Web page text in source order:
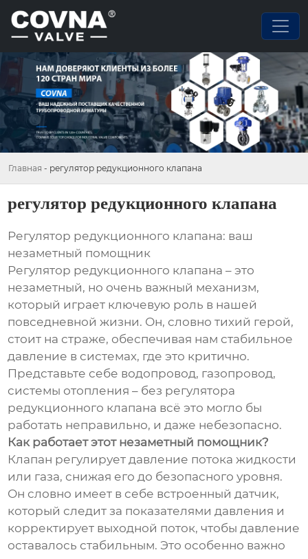
Главная - регулятор редукционного клапана
регулятор редукционного клапана
Регулятор редукционного клапана: ваш
незаметный помощник
Регулятор редукционного клапана – это
незаметный, но очень важный механизм,
который играет ключевую роль в нашей
повседневной жизни. Он, словно тихий герой,
стоит на страже, обеспечивая нам стабильное
давление в системах, где это критично.
Представьте себе водопровод, газопровод,
системы отопления – без регулятора
редукционного клапана всё это могло бы
работать неправильно, и даже небезопасно.
Как работает этот незаметный помощник?
Клапан регулирует давление потока жидкости
или газа, снижая его до безопасного уровня.
Он словно имеет в себе встроенный датчик,
который следит за показателями давления и
корректирует выходной поток, чтобы давление
оставалось стабильным. Это особенно важно